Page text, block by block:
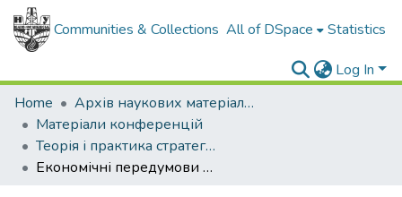
Communities & Collections All of DSpace Statistics
Log In
Home
Архів наукових матеріалів
Матеріали конференцій
Теорія і практика стратегічного управління розвитком галузевих і регіональних суспільних систем
Економічні передумови використання потенціалу відновлювальних паливно-енергетичних ресурсів